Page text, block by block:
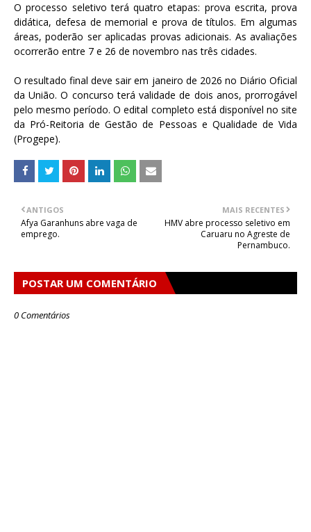
O processo seletivo terá quatro etapas: prova escrita, prova
didática, defesa de memorial e prova de títulos. Em algumas
áreas, poderão ser aplicadas provas adicionais. As avaliações
ocorrerão entre 7 e 26 de novembro nas três cidades.
O resultado final deve sair em janeiro de 2026 no Diário Oficial
da União. O concurso terá validade de dois anos, prorrogável
pelo mesmo período. O edital completo está disponível no site
da Pró-Reitoria de Gestão de Pessoas e Qualidade de Vida
(Progepe).
MAIS RECENTES
HMV abre processo seletivo em
Caruaru no Agreste de
Pernambuco.
ANTIGOS
Afya Garanhuns abre vaga de
emprego.
POSTAR UM COMENTÁRIO
0 Comentários